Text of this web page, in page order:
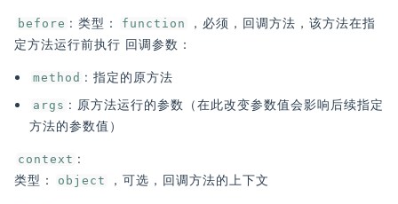
before : 类型： function
，必须，回调方法，该方法在指
定方法运行前执行 回调参数：
method : 指定的原方法
args : 原方法运行的参数（在此改变参数值会影响后续指定
方法的参数值）
context :
类型：
object ，可选，回调方法的上下文